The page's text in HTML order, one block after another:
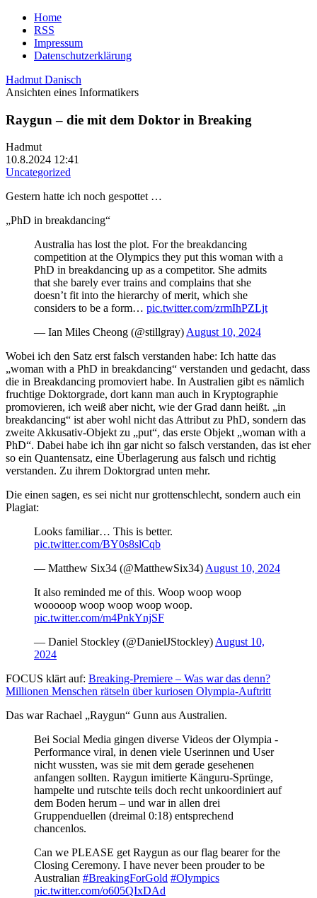
Home
RSS
Impressum
Datenschutzerklärung
Hadmut Danisch
Ansichten eines Informatikers
Raygun – die mit dem Doktor in Breaking
Hadmut
10.8.2024 12:41
Uncategorized
Gestern hatte ich noch gespottet …
„PhD in breakdancing“
Australia has lost the plot. For the breakdancing
competition at the Olympics they put this woman with a
PhD in breakdancing up as a competitor. She admits
that she barely ever trains and complains that she
doesn’t fit into the hierarchy of merit, which she
considers to be a form… pic.twitter.com/zrmIhPZLjt
— Ian Miles Cheong (@stillgray)August 10, 2024
Wobei ich den Satz erst falsch verstanden habe: Ich hatte das
„woman with a PhD in breakdancing“ verstanden und gedacht, dass
die in Breakdancing promoviert habe. In Australien gibt es nämlich
fruchtige Doktorgrade, dort kann man auch in Kryptographie
promovieren, ich weiß aber nicht, wie der Grad dann heißt. „in
breakdancing“ ist aber wohl nicht das Attribut zu PhD, sondern das
zweite Akkusativ-Objekt zu „put“, das erste Objekt „woman with a
PhD“. Dabei habe ich ihn gar nicht so falsch verstanden, das ist eher
so ein Quantensatz, eine Überlagerung aus falsch und richtig
verstanden. Zu ihrem Doktorgrad unten mehr.
Die einen sagen, es sei nicht nur grottenschlecht, sondern auch ein
Plagiat:
Looks familiar… This is better.
pic.twitter.com/BY0s8slCqb
— Matthew Six34 (@MatthewSix34)August 10, 2024
It also reminded me of this. Woop woop woop
wooooop woop woop woop woop.
pic.twitter.com/m4PnkYnjSF
— Daniel Stockley (@DanielJStockley)August 10,
2024
FOCUS klärt auf: Breaking-Premiere – Was war das denn?
Millionen Menschen rätseln über kuriosen Olympia-Auftritt
Das war Rachael „Raygun“ Gunn aus Australien.
Bei Social Media gingen diverse Videos der Olympia -
Performance viral, in denen viele Userinnen und User
nicht wussten, was sie mit dem gerade gesehenen
anfangen sollten. Raygun imitierte Känguru-Sprünge,
hampelte und rutschte teils doch recht unkoordiniert auf
dem Boden herum – und war in allen drei
Gruppenduellen (dreimal 0:18) entsprechend
chancenlos.
Can we PLEASE get Raygun as our flag bearer for the
Closing Ceremony. I have never been prouder to be
Australian #BreakingForGold #Olympics
pic.twitter.com/o605QIxDAd